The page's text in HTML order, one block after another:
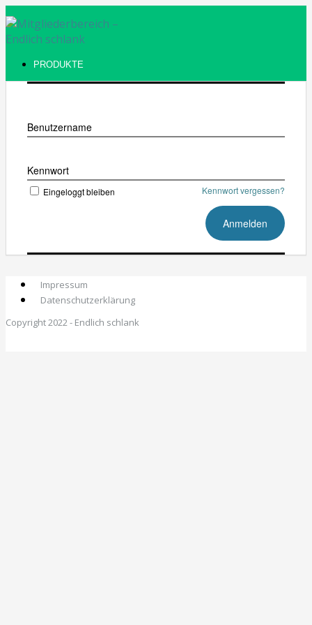
PRODUKTE
Benutzername
Kennwort
Eingeloggt bleiben Kennwort vergessen?
Impressum
Datenschutzerklärung
Copyright 2022 - Endlich schlank